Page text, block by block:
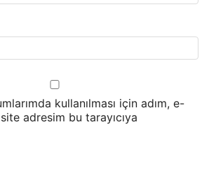
kullanılması için adım, e-
adresim bu tarayıcıya